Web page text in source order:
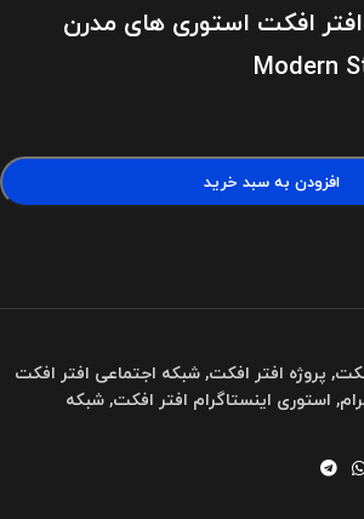
افتر افکت استوری های مدرن
افزودن به سبد خرید
, پروژه افتر افکت,شبکه اجتماعی افتر افکت
, استوری اینستاگرام افتر افکت,شبکه